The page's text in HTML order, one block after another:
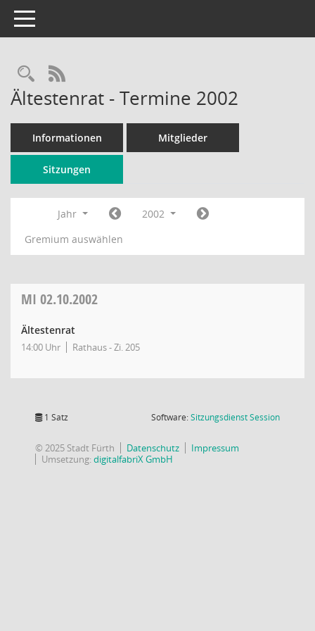
Toggle navigation
Rechercheauswahl
RSS-Feed
Ältestenrat - Termine 2002
Informationen Mitglieder
Sitzungen
Jahr
2002
Gremium auswählen
MI 02.10.2002
Ältestenrat
14:00 Uhr Rathaus - Zi. 205
1 Satz Software:SitzungsdienstSession(Wird in
© 2025 Stadt Fürth Datenschutz
Impressum
Umsetzung:digitalfabriX GmbH